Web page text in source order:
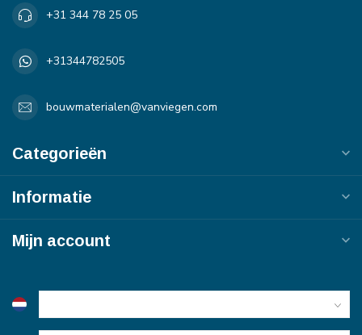
+31 344 78 25 05
+31344782505
bouwmaterialen@vanviegen.com
Categorieën
Informatie
Mijn account